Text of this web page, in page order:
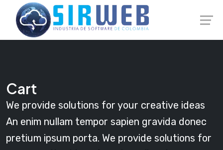
content
Cart
We provide solutions for your creative ideas
An enim nullam tempor sapien gravida donec
pretium ipsum porta. We provide solutions for
Launch login modal
Launch register modal